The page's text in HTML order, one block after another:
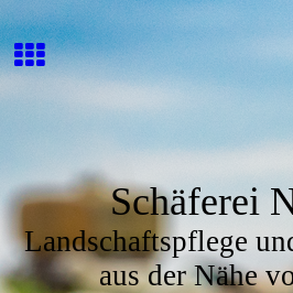
Schäferei
Landschaftspflege
aus der Nähe